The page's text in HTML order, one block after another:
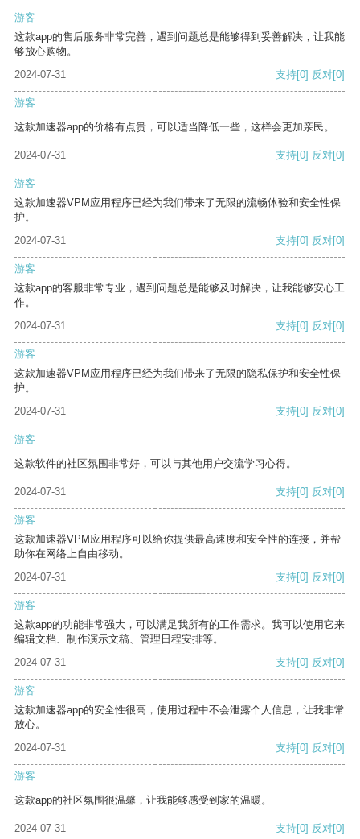
游客
这款app的售后服务非常完善，遇到问题总是能够得到妥善解决，让我能
够放心购物。
2024-07-31
支持[0] 反对[0]
游客
这款加速器app的价格有点贵，可以适当降低一些，这样会更加亲民。
2024-07-31 支持[0] 反对[0]
游客
这款加速器VPM应用程序已经为我们带来了无限的流畅体验和安全性保
护。
2024-07-31
支持[0] 反对[0]
游客
这款app的客服非常专业，遇到问题总是能够及时解决，让我能够安心工
作。
2024-07-31
支持[0] 反对[0]
游客
这款加速器VPM应用程序已经为我们带来了无限的隐私保护和安全性保
护。
2024-07-31
支持[0] 反对[0]
游客
这款软件的社区氛围非常好，可以与其他用户交流学习心得。
2024-07-31 支持[0] 反对[0]
游客
这款加速器VPM应用程序可以给你提供最高速度和安全性的连接，并帮
助你在网络上自由移动。
2024-07-31
支持[0] 反对[0]
游客
这款app的功能非常强大，可以满足我所有的工作需求。我可以使用它来
编辑文档、制作演示文稿、管理日程安排等。
2024-07-31
支持[0] 反对[0]
游客
这款加速器app的安全性很高，使用过程中不会泄露个人信息，让我非常
放心。
2024-07-31
支持[0] 反对[0]
游客
这款app的社区氛围很温馨，让我能够感受到家的温暖。
2024-07-31 支持[0] 反对[0]